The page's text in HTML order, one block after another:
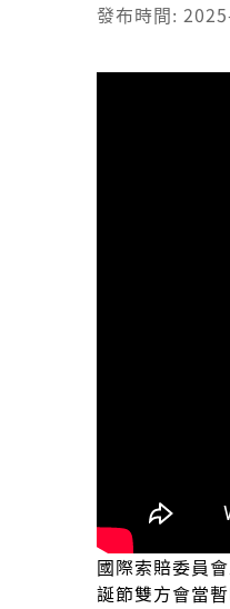
發布時間:
國際索賠委員
誕節雙方會當